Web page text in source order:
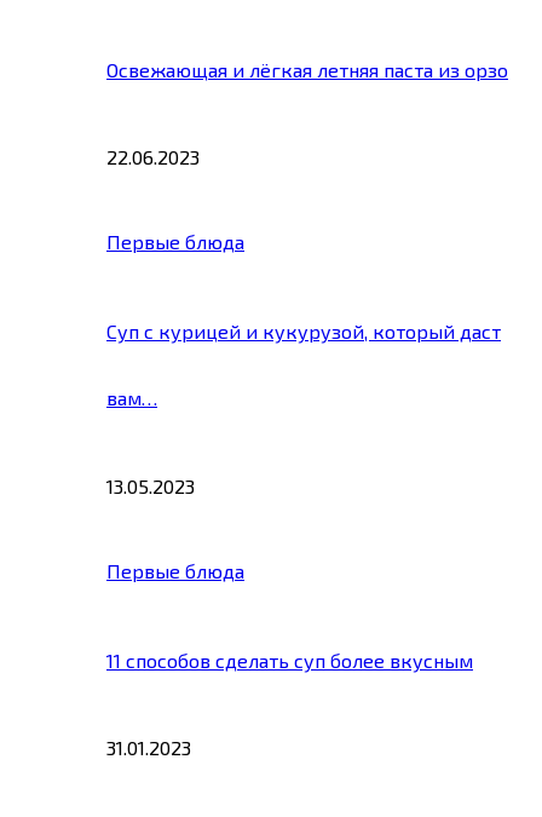
Освежающая и лёгкая летняя паста из орзо
22.06.2023
Первые блюда
Суп с курицей и кукурузой, который даст
вам…
13.05.2023
Первые блюда
11 способов сделать суп более вкусным
31.01.2023